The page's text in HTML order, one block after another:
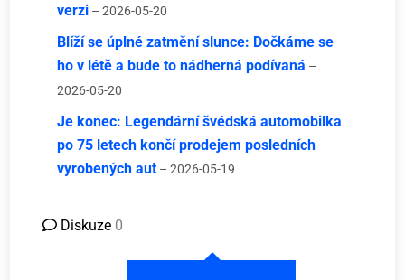
verzi – 2026-05-20
Blíží se úplné zatmění slunce: Dočkáme se
ho v létě a bude to nádherná podívaná –
2026-05-20
Je konec: Legendární švédská automobilka
po 75 letech končí prodejem posledních
vyrobených aut – 2026-05-19
Diskuze 0